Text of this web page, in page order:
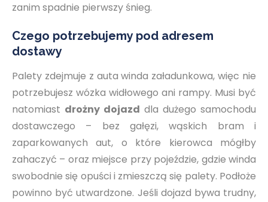
zanim spadnie pierwszy śnieg.
Czego potrzebujemy pod adresem
dostawy
Palety zdejmuje z auta winda załadunkowa, więc nie
potrzebujesz wózka widłowego ani rampy. Musi być
natomiast drożny dojazd dla dużego samochodu
dostawczego – bez gałęzi, wąskich bram i
zaparkowanych aut, o które kierowca mógłby
zahaczyć – oraz miejsce przy pojeździe, gdzie winda
swobodnie się opuści i zmieszczą się palety. Podłoże
powinno być utwardzone. Jeśli dojazd bywa trudny,